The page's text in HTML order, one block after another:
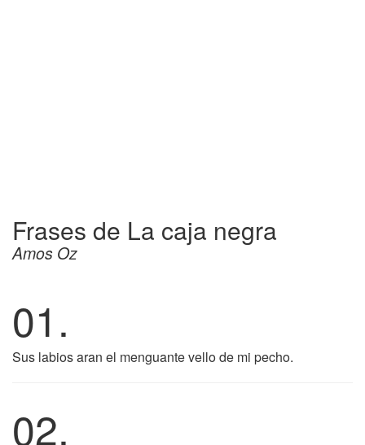
Frases de La caja negra
Amos Oz
01.
Sus labios aran el menguante vello de mi pecho.
02.